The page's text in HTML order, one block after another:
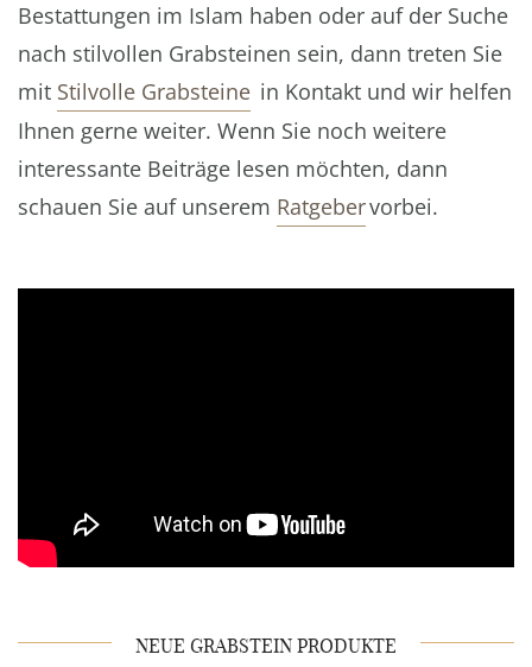
Bestattungen im Islam haben oder auf der Suche
nach stilvollen Grabsteinen sein, dann treten Sie
mit Stilvolle Grabsteine in Kontakt und wir helfen
Ihnen gerne weiter. Wenn Sie noch weitere
interessante Beiträge lesen möchten, dann
schauen Sie auf unserem Ratgebervorbei.
NEUE GRABSTEIN PRODUKTE